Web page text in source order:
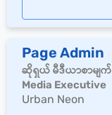
Page Admin
ဆိုရှယ် မီဒီယာစာမျက်
Media Executive
Urban Neon